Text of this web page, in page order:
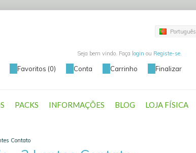
Português
Seja bem vindo. Faça login ou Registe-se.
Favoritos (0) Conta Carrinho Finalizar
PACKS INFORMAÇÕES BLOG LOJA FÍSICA
Contato